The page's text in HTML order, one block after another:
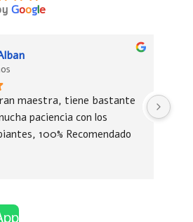
Google
maestra, tiene bastante
paciencia con los
100% Recomendado